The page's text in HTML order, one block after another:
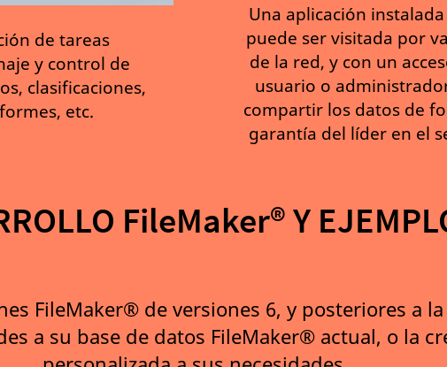
de tareas
y control de
clasificaciones,
etc.
Una aplicación
puede ser visitada por
de la red, y con un
usuario o
compartir los datos de
garantía del líder en el
FileMaker®️ Y
FileMaker®️ de versiones 6, y posteriores a
a su base de datos FileMaker®️ actual, o la